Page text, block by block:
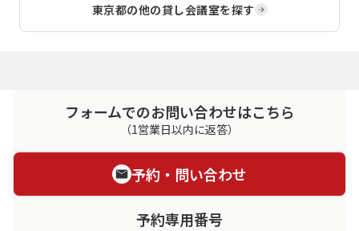
東京都の他の貸し会議室を探す
フォームでのお問い合わせはこちら
（1営業日以内に返答）
予約・問い合わせ
予約専用番号